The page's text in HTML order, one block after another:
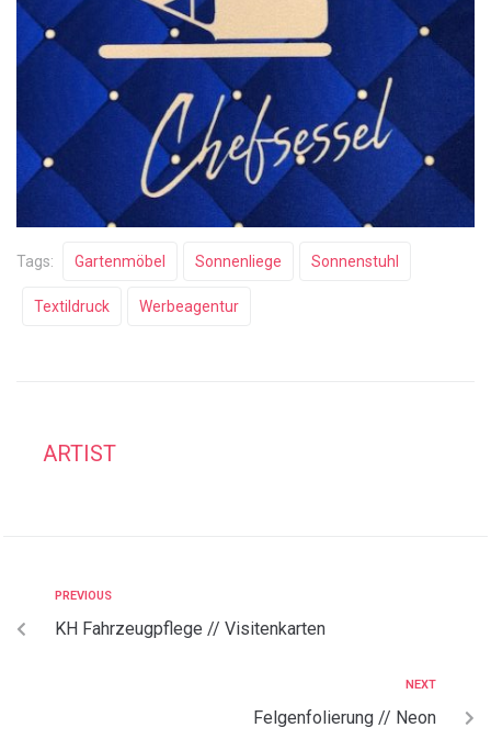
Tags: Gartenmöbel Sonnenliege Sonnenstuhl
Textildruck Werbeagentur
ARTIST
PREVIOUS
KH Fahrzeugpflege // Visitenkarten
NEXT
Felgenfolierung // Neon